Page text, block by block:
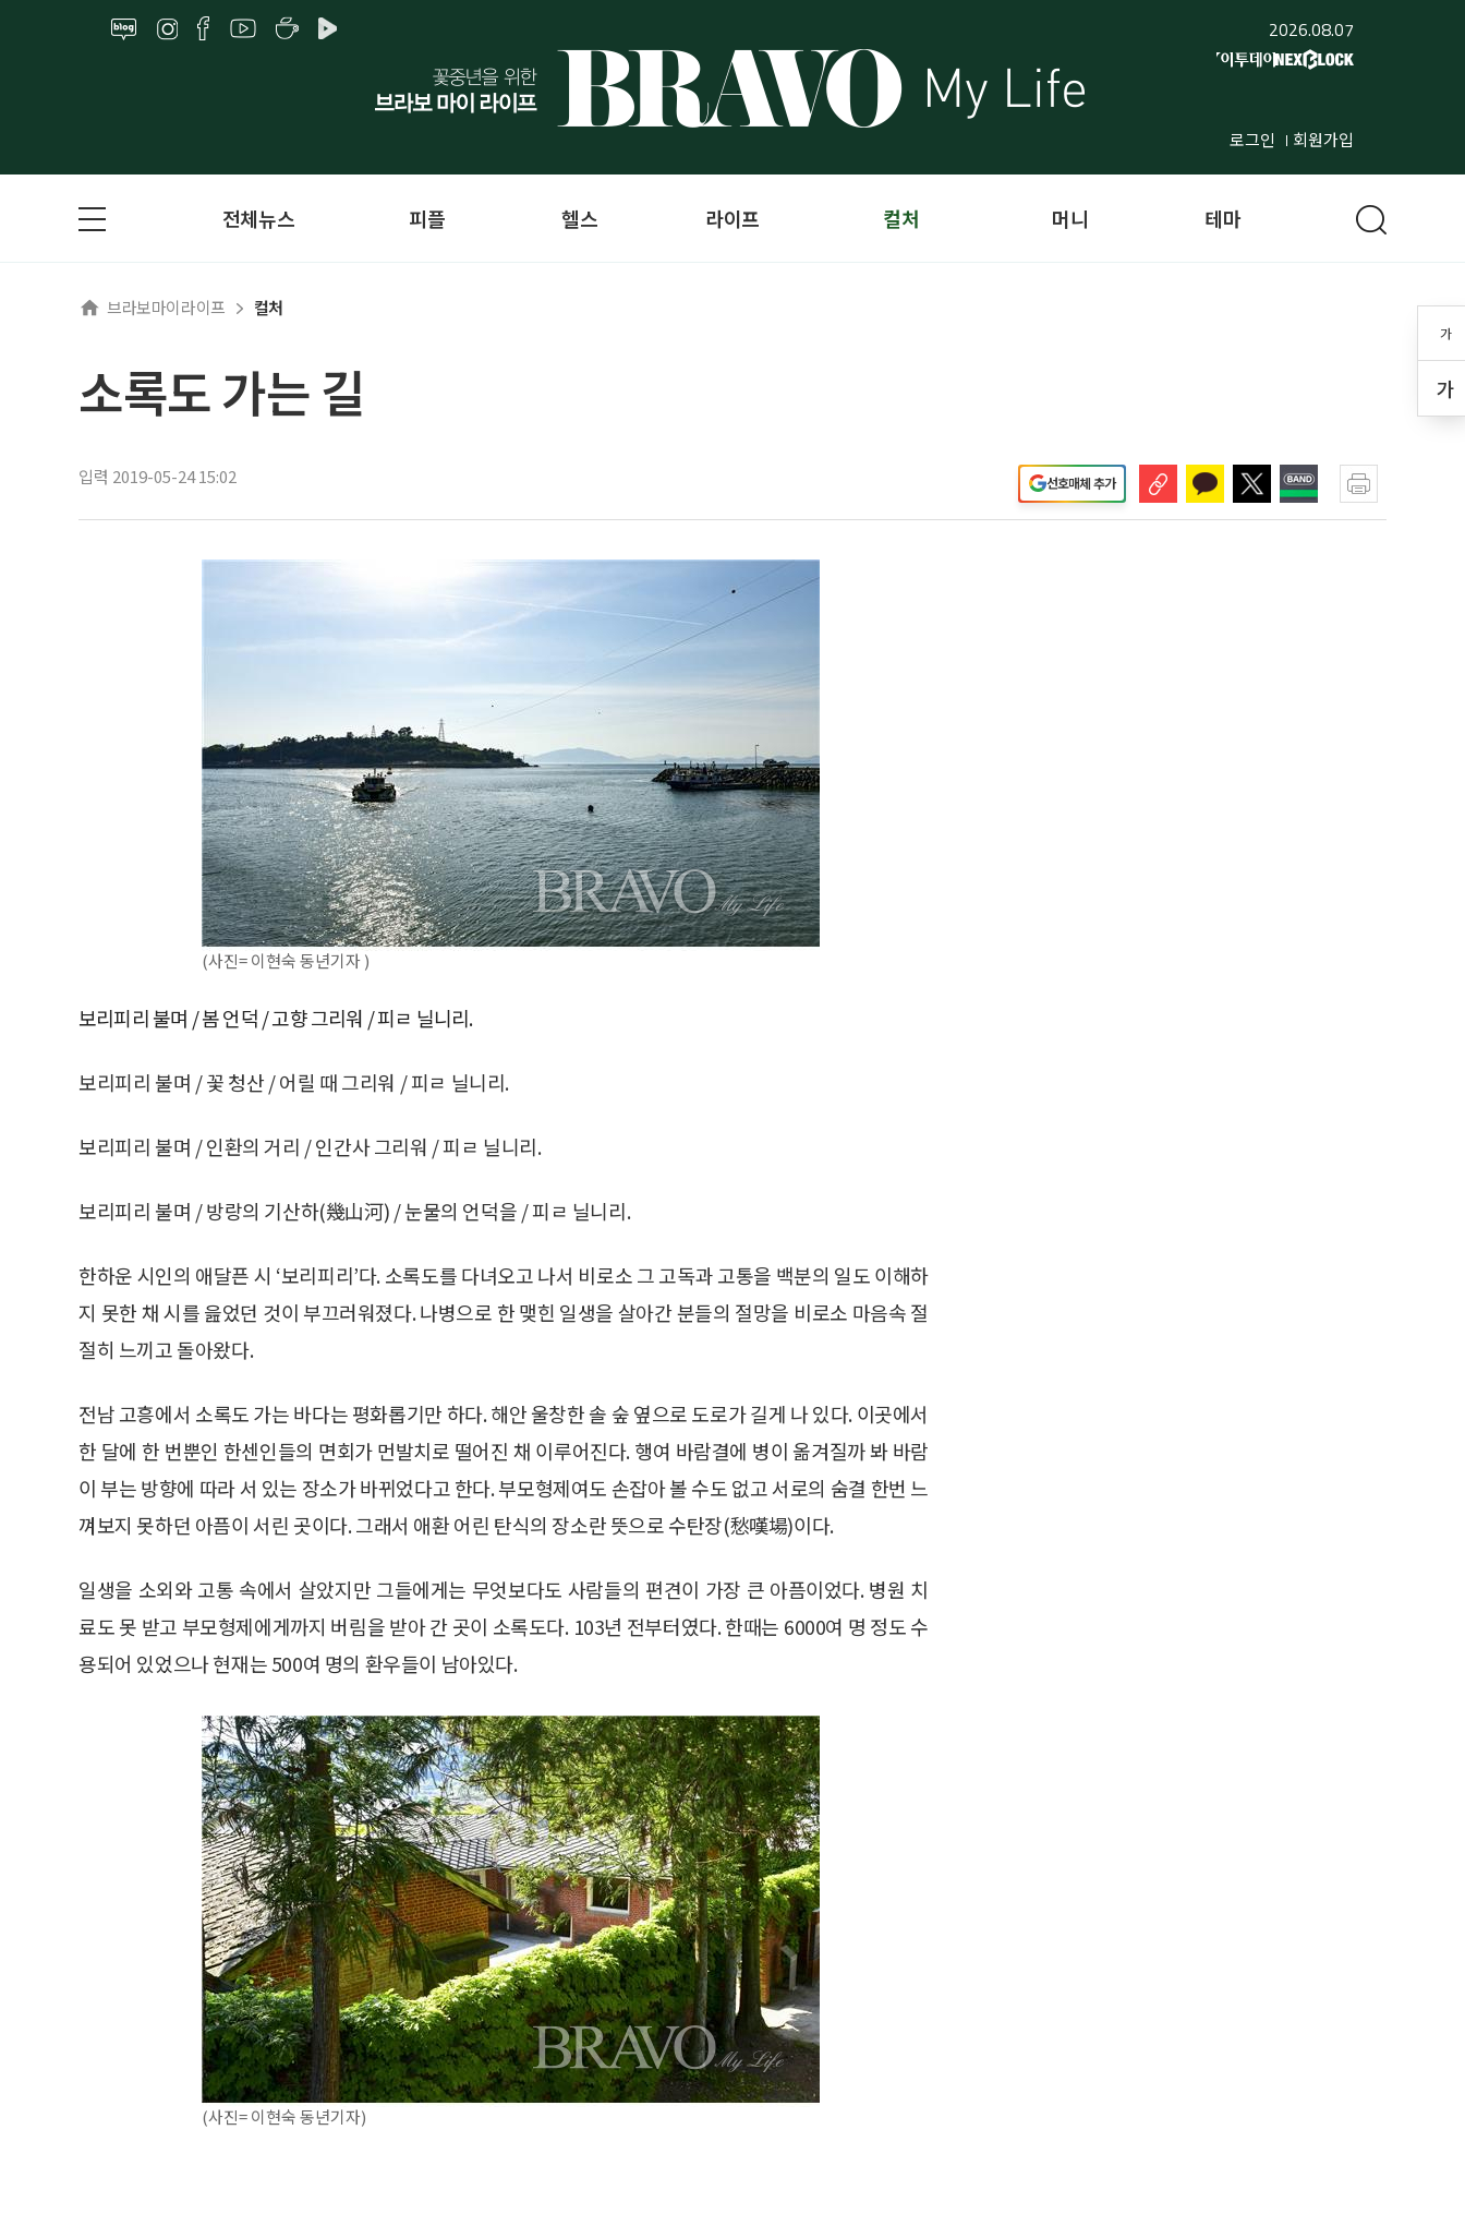
2026.08.07
로그인 회원가입
가
가
전체뉴스 피플 헬스 라이프 컬처 머니 테마
브라보마이라이프 컬처
소록도 가는 길
입력 2019-05-24 15:02 선호매체 추가
(사진= 이현숙 동년기자 )
보리피리 불며 / 봄 언덕 / 고향 그리워 / 피ㄹ 닐니리.
보리피리 불며 / 꽃 청산 / 어릴 때 그리워 / 피ㄹ 닐니리.
보리피리 불며 / 인환의 거리 / 인간사 그리워 / 피ㄹ 닐니리.
보리피리 불며 / 방랑의 기산하(幾山河) / 눈물의 언덕을 / 피ㄹ 닐니리.
한하운 시인의 애달픈 시 ‘보리피리’다. 소록도를 다녀오고 나서 비로소 그 고독과 고통을 백분의 일도 이해하
지 못한 채 시를 읊었던 것이 부끄러워졌다. 나병으로 한 맺힌 일생을 살아간 분들의 절망을 비로소 마음속 절
절히 느끼고 돌아왔다.
전남 고흥에서 소록도 가는 바다는 평화롭기만 하다. 해안 울창한 솔 숲 옆으로 도로가 길게 나 있다. 이곳에서
한 달에 한 번뿐인 한센인들의 면회가 먼발치로 떨어진 채 이루어진다. 행여 바람결에 병이 옮겨질까 봐 바람
이 부는 방향에 따라 서 있는 장소가 바뀌었다고 한다. 부모형제여도 손잡아 볼 수도 없고 서로의 숨결 한번 느
껴보지 못하던 아픔이 서린 곳이다. 그래서 애환 어린 탄식의 장소란 뜻으로 수탄장(愁嘆場)이다.
일생을 소외와 고통 속에서 살았지만 그들에게는 무엇보다도 사람들의 편견이 가장 큰 아픔이었다. 병원 치
료도 못 받고 부모형제에게까지 버림을 받아 간 곳이 소록도다. 103년 전부터였다. 한때는 6000여 명 정도 수
용되어 있었으나 현재는 500여 명의 환우들이 남아있다.
(사진= 이현숙 동년기자)